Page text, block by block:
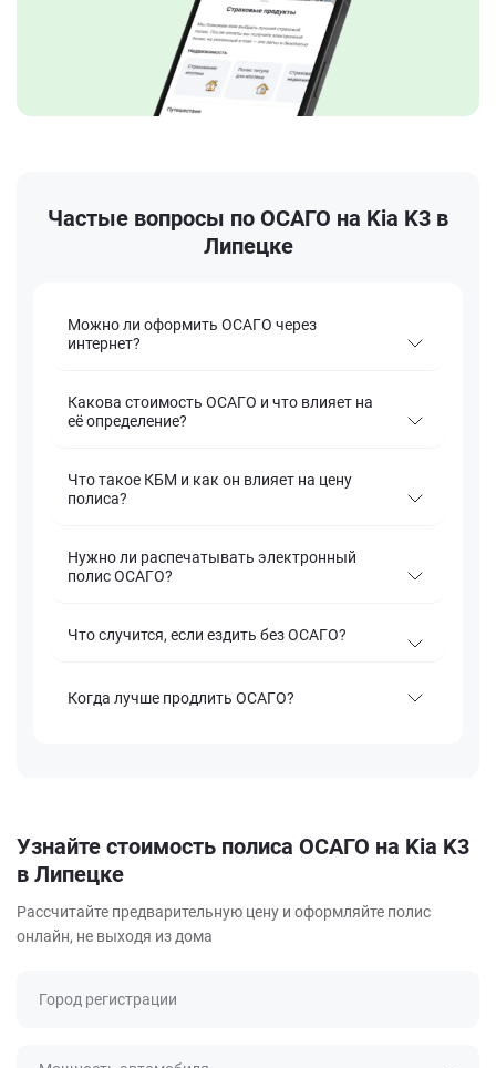
Частые вопросы по ОСАГО на Kia K3 в
Липецке
Можно ли оформить ОСАГО через
интернет?
Какова стоимость ОСАГО и что влияет на
её определение?
Что такое КБМ и как он влияет на цену
полиса?
Нужно ли распечатывать электронный
полис ОСАГО?
Что случится, если ездить без ОСАГО?
Когда лучше продлить ОСАГО?
Узнайте стоимость полиса ОСАГО на Kia K3
в Липецке
Рассчитайте предварительную цену и оформляйте полис
онлайн, не выходя из дома
Город регистрации